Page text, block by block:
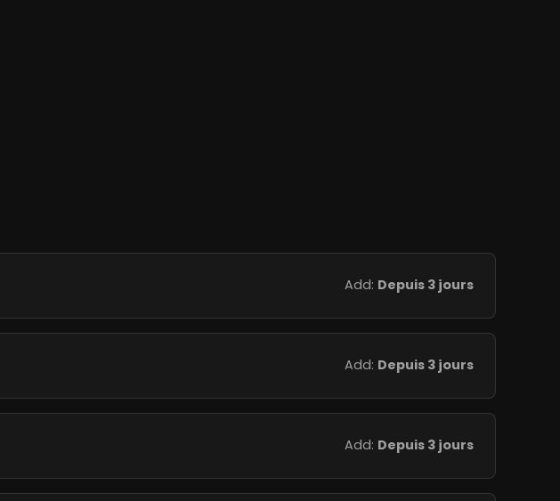
Add: Depuis 3 jours
Add: Depuis 3 jours
Add: Depuis 3 jours